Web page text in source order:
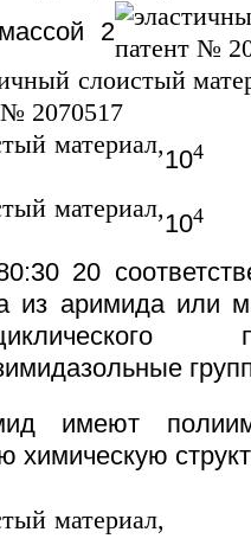
2
104
104и
20
из аримида или
имеют